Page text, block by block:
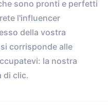
sono pronti e perfetti
l'influencer
della vostra
corrisponde alle
la nostra
di clic.